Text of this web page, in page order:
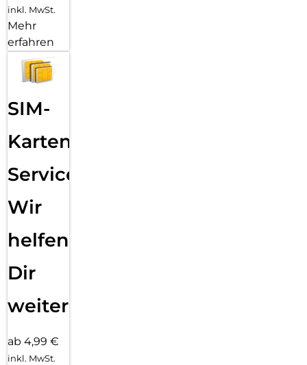
inkl. MwSt.
Mehr
erfahren
SIM-
Karten
Service:
Wir
helfen
Dir
weiter
ab 4,99 €
inkl. MwSt.